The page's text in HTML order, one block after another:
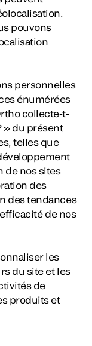
pouvons
personnelles
énumérées
collecte-t-
» du présent
telles que
de nos sites
des
des tendances
de nos
les
du site et les
de
produits et